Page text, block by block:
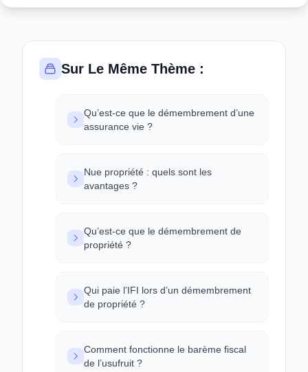
Sur Le Même Thème :
Qu’est-ce que le démembrement d’une
assurance vie ?
Nue propriété : quels sont les
avantages ?
Qu’est-ce que le démembrement de
propriété ?
Qui paie l’IFI lors d’un démembrement
de propriété ?
Comment fonctionne le barème fiscal
de l’usufruit ?